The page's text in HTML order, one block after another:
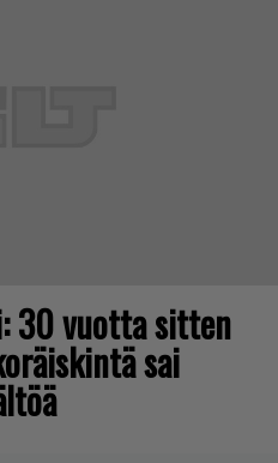
30 vuotta sitten
sai